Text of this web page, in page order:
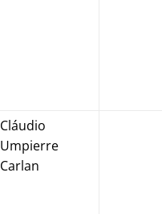
Cláudio
Umpierre
Carlan